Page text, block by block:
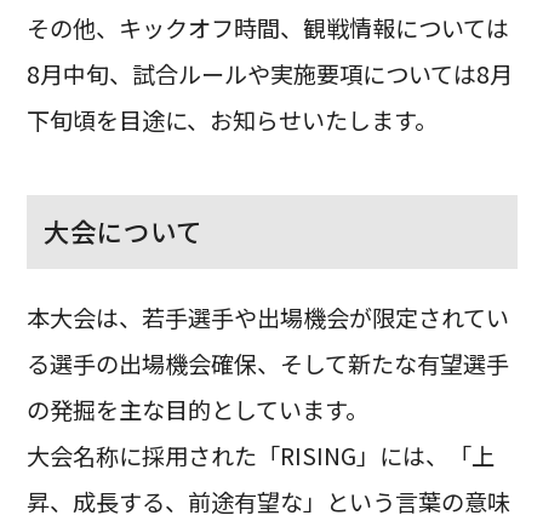
その他、キックオフ時間、観戦情報については
8月中旬、試合ルールや実施要項については8月
下旬頃を目途に、お知らせいたします。
大会について
本大会は、若手選手や出場機会が限定されてい
る選手の出場機会確保、そして新たな有望選手
の発掘を主な目的としています。
大会名称に採用された「RISING」には、「上
昇、成長する、前途有望な」という言葉の意味